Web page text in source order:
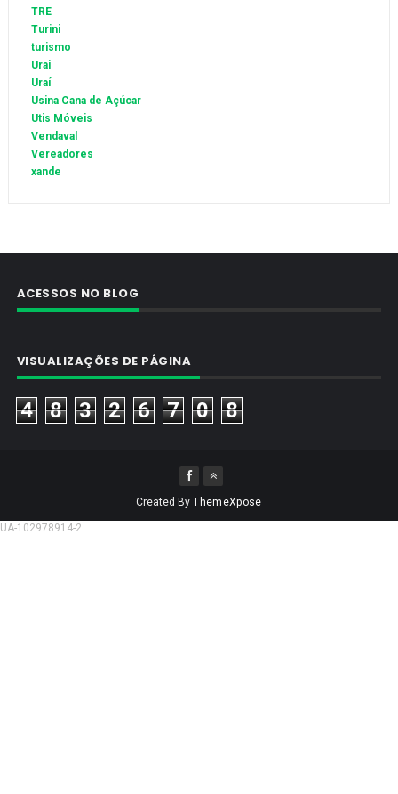
TRE
Turini
turismo
Urai
Uraí
Usina Cana de Açúcar
Utis Móveis
Vendaval
Vereadores
xande
ACESSOS NO BLOG
VISUALIZAÇÕES DE PÁGINA
4 8 3 2 6 7 0 8
Created ByThemeXpose
UA-102978914-2